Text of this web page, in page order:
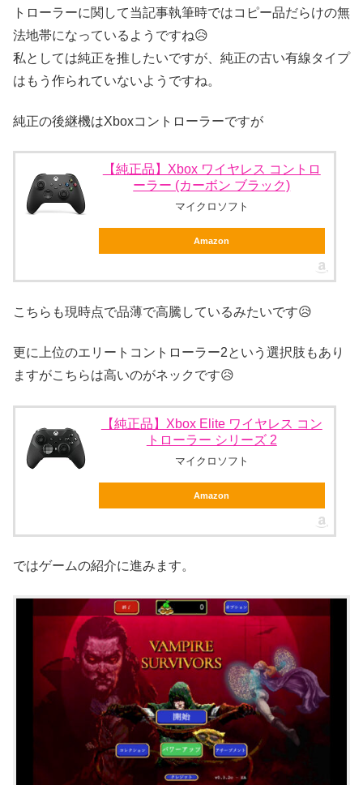
トローラーに関して当記事執筆時ではコピー品だらけの無
法地帯になっているようですね😥
私としては純正を推したいですが、純正の古い有線タイプ
はもう作られていないようですね。
純正の後継機はXboxコントローラーですが
【純正品】Xbox ワイヤレス コントロ
ーラー (カーボン ブラック)
マイクロソフト
Amazon
こちらも現時点で品薄で高騰しているみたいです😥
更に上位のエリートコントローラー2という選択肢もあり
ますがこちらは高いのがネックです😥
【純正品】Xbox Elite ワイヤレス コン
トローラー シリーズ 2
マイクロソフト
Amazon
ではゲームの紹介に進みます。